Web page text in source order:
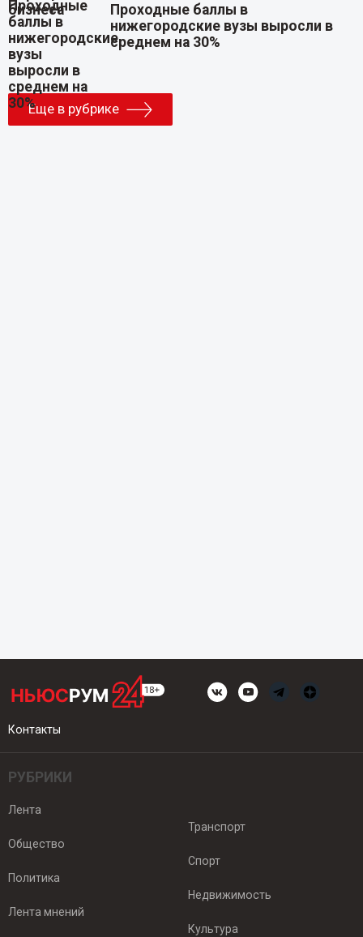
Проходные баллы в
нижегородские вузы выросли в
среднем на 30%
Еще в рубрике
Контакты
РУБРИКИ
Лента
Общество
Политика
Лента мнений
Транспорт
Спорт
Недвижимость
Культура